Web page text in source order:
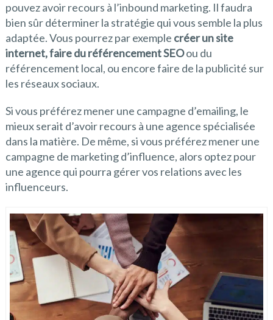
pouvez avoir recours à l’inbound marketing. Il faudra
bien sûr déterminer la stratégie qui vous semble la plus
adaptée. Vous pourrez par exemple créer un site
internet, faire du référencement SEOou du
référencement local, ou encore faire de la publicité sur
les réseaux sociaux.
Si vous préférez mener une campagne d’emailing, le
mieux serait d’avoir recours à une agence spécialisée
dans la matière. De même, si vous préférez mener une
campagne de marketing d’influence, alors optez pour
une agence qui pourra gérer vos relations avec les
influenceurs.